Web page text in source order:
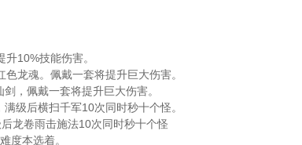
10%技能伤害。
龙魂。佩戴一套将提升巨大伤害。
，佩戴一套将提升巨大伤害。
级后横扫千军10次同时秒十个怪。
龙卷雨击施法10次同时秒十个怪
度本选着。